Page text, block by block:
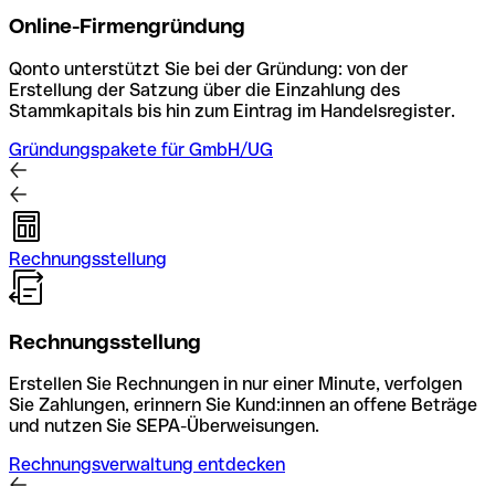
Online-Firmengründung
Qonto unterstützt Sie bei der Gründung: von der
Erstellung der Satzung über die Einzahlung des
Stammkapitals bis hin zum Eintrag im Handelsregister.
Gründungspakete für GmbH/UG
Rechnungsstellung
Rechnungsstellung
Erstellen Sie Rechnungen in nur einer Minute, verfolgen
Sie Zahlungen, erinnern Sie Kund:innen an offene Beträge
und nutzen Sie SEPA-Überweisungen.
Rechnungsverwaltung entdecken